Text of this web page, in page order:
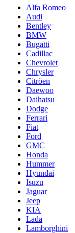
Alfa Romeo
Audi
Bentley
BMW
Bugatti
Cadillac
Chevrolet
Chrysler
Citröen
Daewoo
Daihatsu
Dodge
Ferrari
Fiat
Ford
GMC
Honda
Hummer
Hyundai
Isuzu
Jaguar
Jeep
KIA
Lada
Lamborghini